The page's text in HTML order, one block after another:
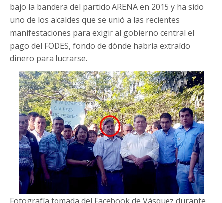
bajo la bandera del partido ARENA en 2015 y ha sido
uno de los alcaldes que se unió a las recientes
manifestaciones para exigir al gobierno central el
pago del FODES, fondo de dónde habría extraído
dinero para lucrarse.
Fotografía tomada del Facebook de Vásquez durante